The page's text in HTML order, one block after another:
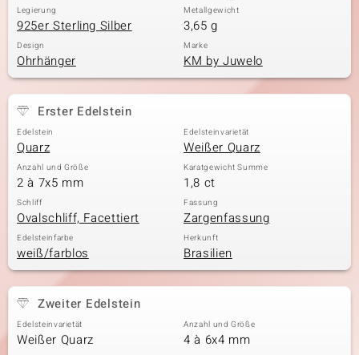
Legierung
925er Sterling Silber
Metallgewicht
3,65 g
Design
Ohrhänger
Marke
KM by Juwelo
Erster Edelstein
Edelstein
Quarz
Edelsteinvarietät
Weißer Quarz
Anzahl und Größe
2 à 7x5 mm
Karatgewicht Summe
1,8 ct
Schliff
Ovalschliff, Facettiert
Fassung
Zargenfassung
Edelsteinfarbe
weiß/farblos
Herkunft
Brasilien
Zweiter Edelstein
Edelsteinvarietät
Weißer Quarz
Anzahl und Größe
4 à 6x4 mm